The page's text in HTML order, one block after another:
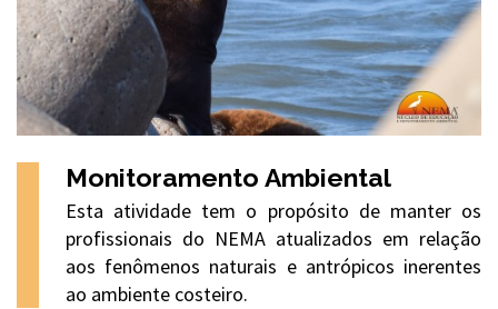
Monitoramento Ambiental
Esta atividade tem o propósito de manter os
profissionais do NEMA atualizados em relação
aos fenômenos naturais e antrópicos inerentes
ao ambiente costeiro.